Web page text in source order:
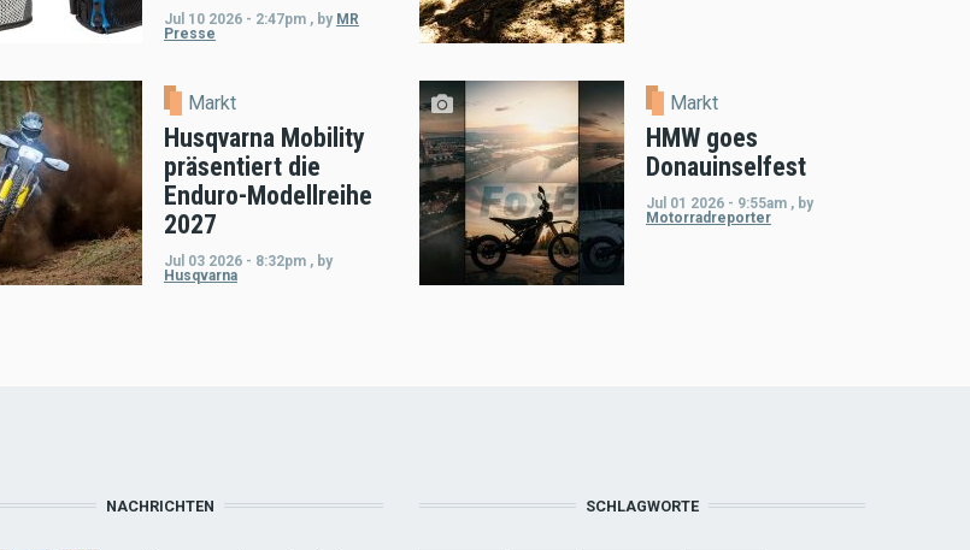
Jul 10 2026 - 2:47pm , by MR
Presse
Markt
Husqvarna Mobility
präsentiert die
Enduro-Modellreihe
2027
Jul 03 2026 - 8:32pm , by
Husqvarna
Markt
HMW goes
Donauinselfest
Jul 01 2026 - 9:55am , by
Motorradreporter
NACHRICHTEN SCHLAGWORTE